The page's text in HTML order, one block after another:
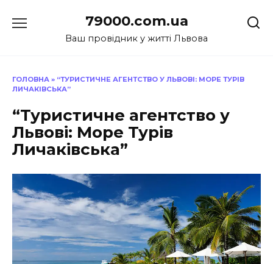
до
79000.com.ua
Ваш провідник у житті Львова
ГОЛОВНА » “ТУРИСТИЧНЕ АГЕНТСТВО У ЛЬВОВІ: МОРЕ ТУРІВ
ЛИЧАКІВСЬКА”
“Туристичне агентство у
Львові: Море Турів
Личаківська”